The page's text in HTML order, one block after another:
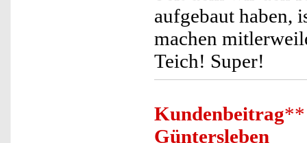
aufgebaut haben,
machen
Teich! Super!
Kundenbeitrag**
Güntersleben